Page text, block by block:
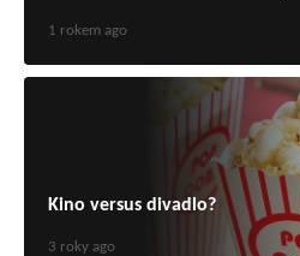
1 rokem ago
Kino versus divadlo?
3 roky ago